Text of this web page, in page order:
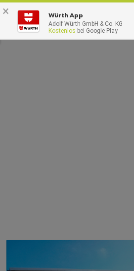
× Würth App
Adolf Würth GmbH & Co. KG
Kostenlos bei Google Play